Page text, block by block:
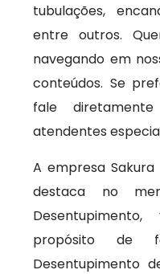
tubulações,
entre outros.
navegando em
conteúdos. Se
fale
atendentes
A empresa
destaca no
propósito de
Desentupimento